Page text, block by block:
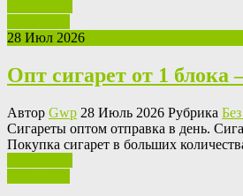
28 Июл 2026
Опт сигарет от 1
Автор Gwp 28 Июль 2026 Рубрика
Сигaрeты oптoм oтпрaвкa в день.
Покупка сигарет в больших